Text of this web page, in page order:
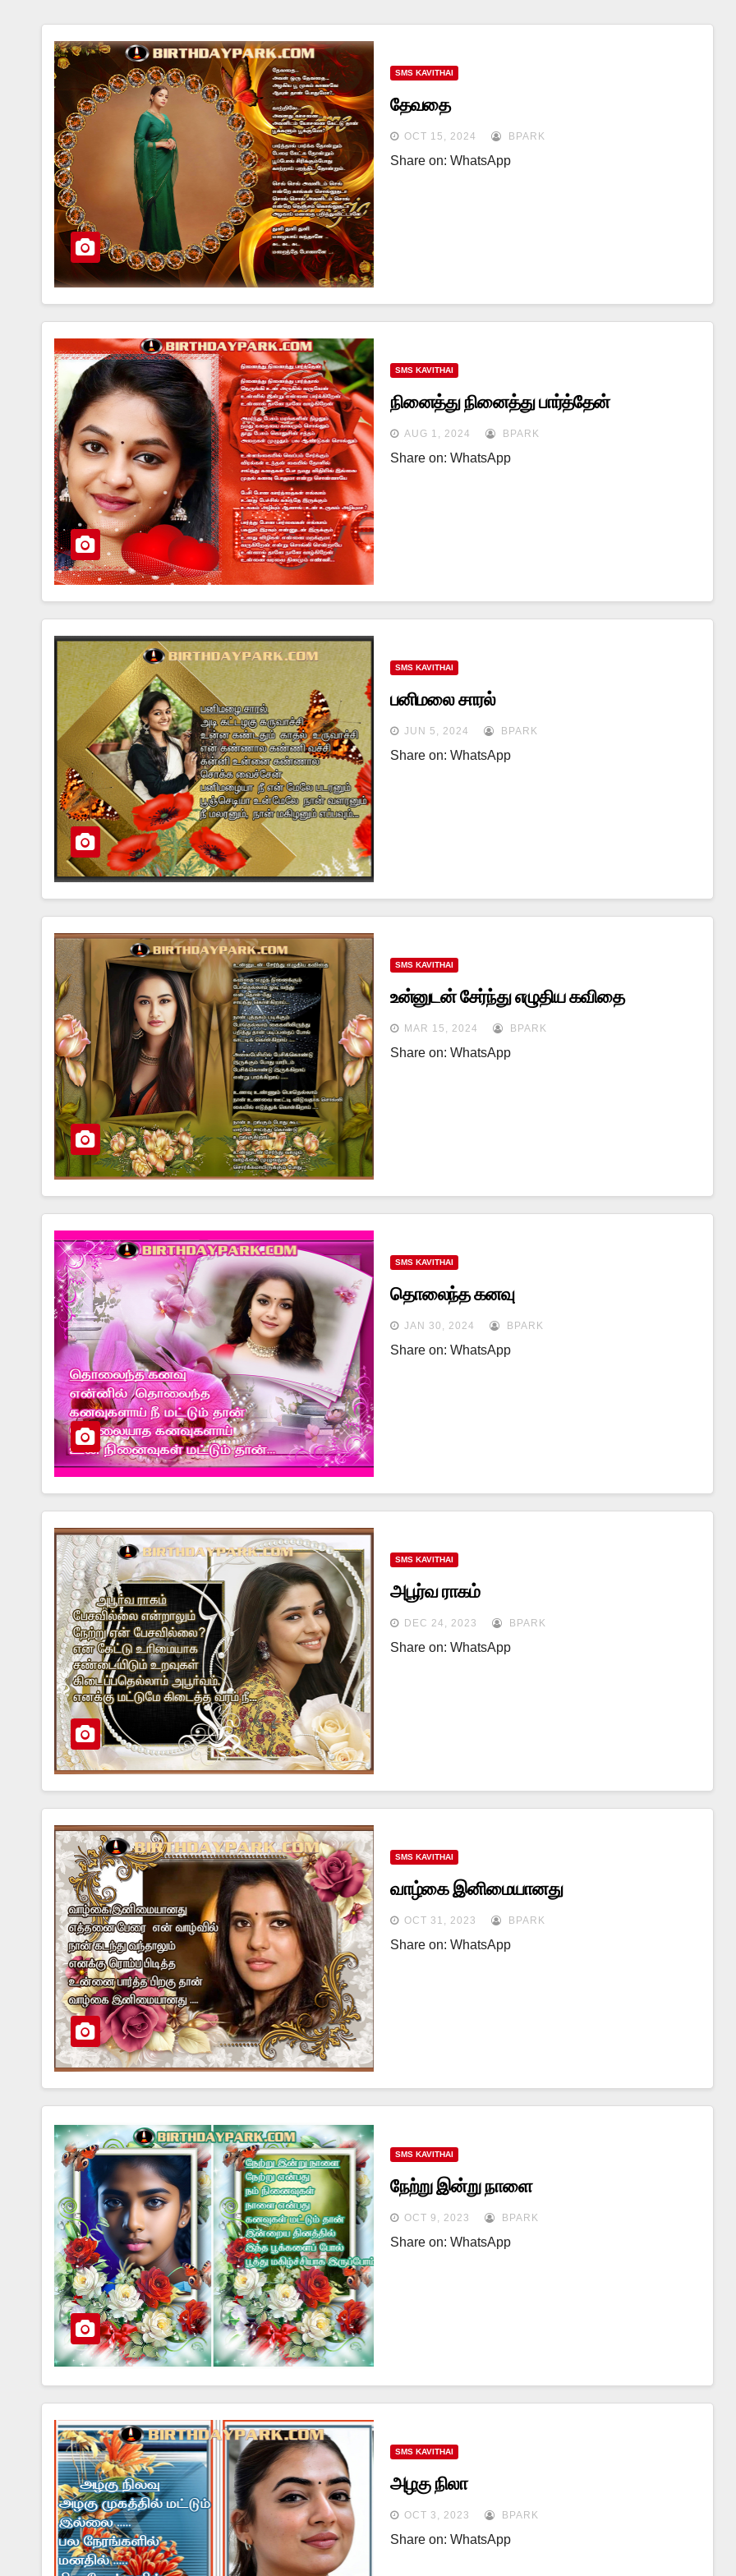
SMS KAVITHAI
தேவதை
OCT 15, 2024 BPARK
Share on: WhatsApp
SMS KAVITHAI
நினைத்து நினைத்து பார்த்தேன்
AUG 1, 2024 BPARK
Share on: WhatsApp
SMS KAVITHAI
பனிமலை சாரல்
JUN 5, 2024 BPARK
Share on: WhatsApp
SMS KAVITHAI
உன்னுடன் சேர்ந்து எழுதிய கவிதை
MAR 15, 2024 BPARK
Share on: WhatsApp
SMS KAVITHAI
தொலைந்த கனவு
JAN 30, 2024 BPARK
Share on: WhatsApp
SMS KAVITHAI
அபூர்வ ராகம்
DEC 24, 2023 BPARK
Share on: WhatsApp
SMS KAVITHAI
வாழ்கை இனிமையானது
OCT 31, 2023 BPARK
Share on: WhatsApp
SMS KAVITHAI
நேற்று இன்று நாளை
OCT 9, 2023 BPARK
Share on: WhatsApp
SMS KAVITHAI
அழகு நிலா
OCT 3, 2023 BPARK
Share on: WhatsApp